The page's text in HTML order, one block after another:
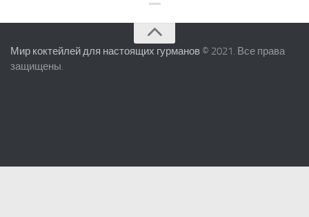
Мир коктейлей для настоящих гурманов © 2021. Все права
защищены.